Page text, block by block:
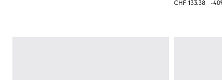
CHF 133.38 -